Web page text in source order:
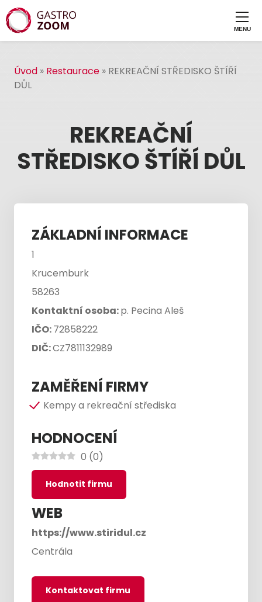
Úvod » Restaurace » REKREAČNÍ STŘEDISKO ŠTÍŘÍ
DŮL
REKREAČNÍ
STŘEDISKO ŠTÍŘÍ DŮL
ZÁKLADNÍ INFORMACE
1
Krucemburk
58263
Kontaktní osoba:p. Pecina Aleš
IČO:72858222
DIČ:CZ7811132989
ZAMĚŘENÍ FIRMY
Kempy a rekreační střediska
HODNOCENÍ
0 (0)
Hodnotit firmu
WEB
https://www.stiridul.cz
Centrála
Kontaktovat firmu